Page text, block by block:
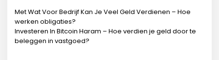
Met Wat Voor Bedrijf Kan Je Veel Geld Verdienen – Hoe
werken obligaties?
Investeren In Bitcoin Haram – Hoe verdien je geld door te
beleggen in vastgoed?